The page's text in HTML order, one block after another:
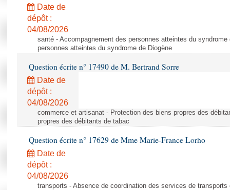
Dossiers législatifs
Budget et sécurité sociale
Questions écrites et orales
Comptes rendus des débats
Date de
dépôt :
04/08/2026
santé - Accompagnement des personnes atteintes du
personnes atteintes du syndrome de Diogène
Question écrite n° 17490 de M. Bertrand Sorre
Date de
dépôt :
04/08/2026
commerce et artisanat - Protection des biens propres des
propres des débitants de tabac
Question écrite n° 17629 de Mme Marie-France Lorho
Date de
dépôt :
04/08/2026
transports - Absence de coordination des services de